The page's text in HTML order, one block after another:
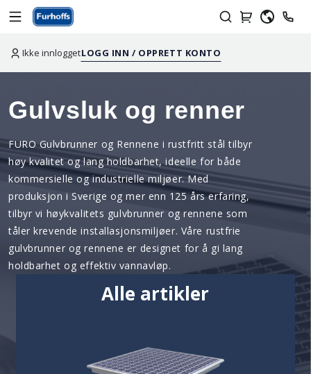
Ikke innloggetLOGG INN / OPPRETT KONTO
Gulvsluk og renner
FURO Gulvbrunner og Rennene i rustfritt stål tilbyr
høy kvalitet og lang holdbarhet, ideelle for både
kommersielle og industrielle miljøer. Med
produksjon i Sverige og mer enn 125 års erfaring,
tilbyr vi høykvalitets gulvbrunner og rennene som
tåler krevende installasjonsmiljøer. Våre rustfrie
gulvbrunner og rennene er designet for å gi lang
holdbarhet og effektiv vannavløp.
Alle artikler